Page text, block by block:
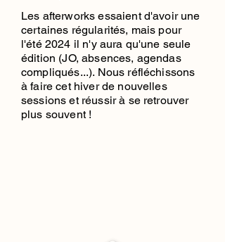
Les afterworks essaient d'avoir une
certaines régularités, mais pour
l'été 2024 il n'y aura qu'une seule
édition (JO, absences, agendas
compliqués...). Nous réfléchissons
à faire cet hiver de nouvelles
sessions et réussir à se retrouver
plus souvent !